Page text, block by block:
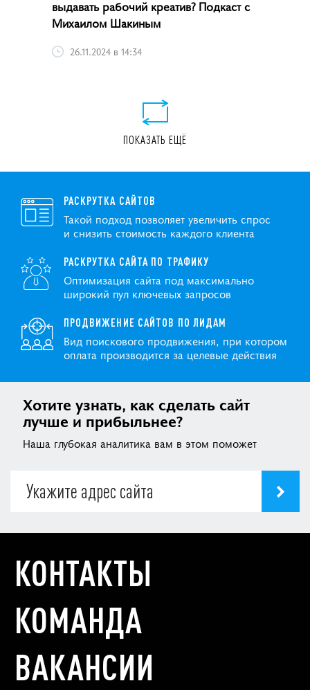
выдавать рабочий креатив? Подкаст с
Михаилом Шакиным
26.11.2024 в 14:34
ПОКАЗАТЬ ЕЩЁ
РАСКРУТКА САЙТОВ
Такой подход позволяет увеличить спрос
и снизить стоимость каждого клиента
РАСКРУТКА САЙТА ПО ТРАФИКУ
Оптимизация сайта под максимально
широкий пул ключевых запросов
ПРОДВИЖЕНИЕ САЙТОВ ПО ЛИДАМ
Вид поискового продвижения, при котором
оплата производится за целевые действия
Хотите узнать, как сделать сайт
лучше и прибыльнее?
Наша глубокая аналитика вам в этом поможет
КОНТАКТЫ
КОМАНДА
ВАКАНСИИ